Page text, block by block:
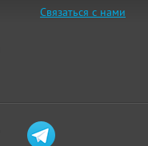
Связаться с нами